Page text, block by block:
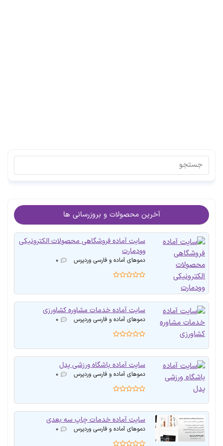
آخرین محصولات و بروزرسانی ها
سایت آماده فروشگاهی محصولات الکترونیکی
وودمارت
دموهای آماده و فارسی وردپرس ۰
سایت آماده خدمات مشاوره کشاورزی
دموهای آماده و فارسی وردپرس ۰
سایت آماده باشگاه ورزشی پدل
دموهای آماده و فارسی وردپرس ۰
سایت آماده خدمات چاپ سه بعدی
دموهای آماده و فارسی وردپرس ۰